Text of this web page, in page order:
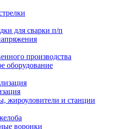
для сварки п/п
производства
оборудование
жироуловители и станции
воронки